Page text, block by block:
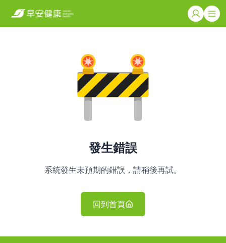
發生錯誤
系統發生未預期的錯誤，請稍後再試。
回到首頁